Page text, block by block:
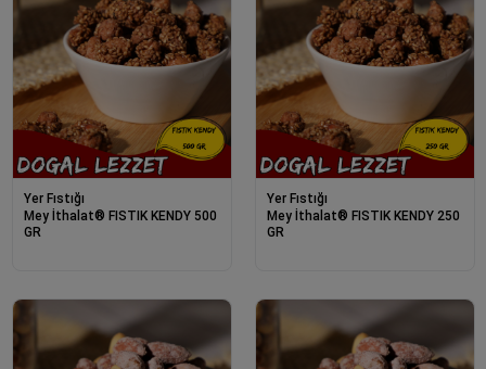
Yer Fıstığı
Mey İthalat® FISTIK KENDY 500
GR
Yer Fıstığı
Mey İthalat® FISTIK KENDY 250
GR